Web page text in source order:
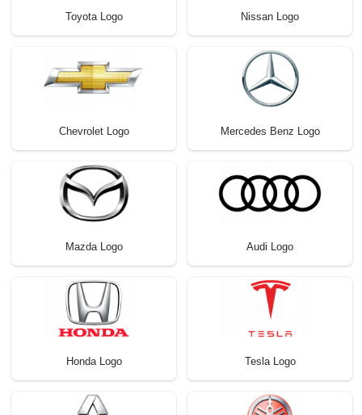
Toyota Logo Nissan Logo
Chevrolet Logo Mercedes Benz Logo
Mazda Logo Audi Logo
Honda Logo Tesla Logo